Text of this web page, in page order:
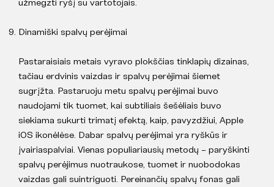
Dinamiški spalvų perėjimai
Pastaraisiais metais vyravo plokščias tinklapių dizainas,
tačiau erdvinis vaizdas ir spalvų perėjimai šiemet
sugrįžta. Pastaruoju metu spalvų perėjimai buvo
naudojami tik tuomet, kai subtiliais šešėliais buvo
siekiama sukurti trimatį efektą, kaip, pavyzdžiui, Apple
iOS ikonėlėse. Dabar spalvų perėjimai yra ryškūs ir
įvairiaspalviai. Vienas populiariausių metodų – paryškinti
spalvų perėjimus nuotraukose, tuomet ir nuobodokas
vaizdas gali suintriguoti. Pereinančių spalvų fonas gali